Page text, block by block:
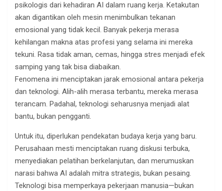
psikologis dari kehadiran AI dalam ruang kerja. Ketakutan
akan digantikan oleh mesin menimbulkan tekanan
emosional yang tidak kecil. Banyak pekerja merasa
kehilangan makna atas profesi yang selama ini mereka
tekuni. Rasa tidak aman, cemas, hingga stres menjadi efek
samping yang tak bisa diabaikan.
Fenomena ini menciptakan jarak emosional antara pekerja
dan teknologi. Alih-alih merasa terbantu, mereka merasa
terancam. Padahal, teknologi seharusnya menjadi alat
bantu, bukan pengganti.
Untuk itu, diperlukan pendekatan budaya kerja yang baru.
Perusahaan mesti menciptakan ruang diskusi terbuka,
menyediakan pelatihan berkelanjutan, dan merumuskan
narasi bahwa AI adalah mitra strategis, bukan pesaing.
Teknologi bisa memperkaya pekerjaan manusia—bukan